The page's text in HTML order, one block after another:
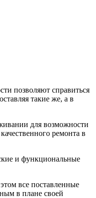
позволяют справиться
такие же, а в
для возможности
ремонта в
и функциональные
все поставленные
в плане своей